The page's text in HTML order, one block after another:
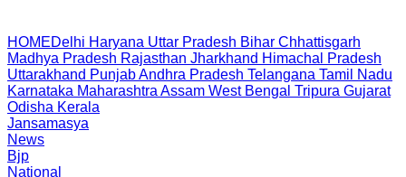
HOMEDelhi Haryana Uttar Pradesh Bihar Chhattisgarh
Madhya Pradesh Rajasthan Jharkhand Himachal Pradesh
Uttarakhand PunjabAndhra Pradesh Telangana Tamil Nadu
Karnataka Maharashtra Assam West Bengal Tripura Gujarat
Odisha Kerala
Jansamasya
News
Bjp
National